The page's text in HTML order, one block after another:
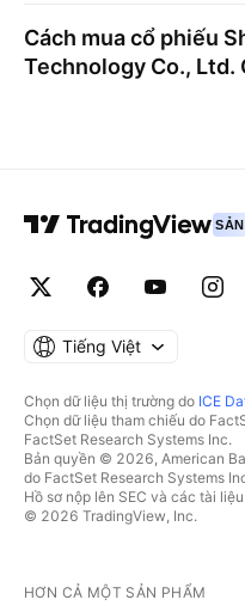
Cách mua cổ phiếu
Technology Co., Ltd.
Tiếng Việt
Chọn dữ liệu thị trường do ICE
Chọn dữ liệu tham chiếu do
FactSet Research Systems Inc.
Bản quyền © 2026, American
do FactSet Research Systems
Hồ sơ nộp lên SEC và các tài
© 2026 TradingView, Inc.
HƠN CẢ MỘT SẢN PHẨM